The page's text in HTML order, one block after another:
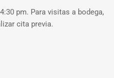
pm. Para visitas a bodega,
cita previa.